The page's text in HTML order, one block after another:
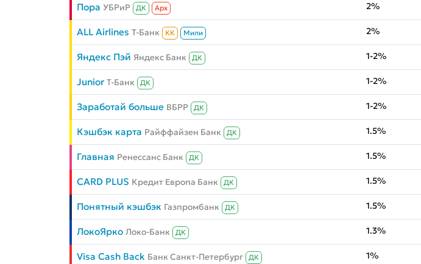
Пора УБРиР ДК Aрх 2%
ALL Airlines Т-Банк КК Мили 2%
Яндекс Пэй Яндекс Банк ДК 1-2%
Junior Т-Банк ДК 1-2%
Заработай больше ВБРР ДК 1-2%
Кэшбэк карта Райффайзен Банк ДК 1.5%
Главная Ренессанс Банк ДК 1.5%
CARD PLUS Кредит Европа Банк ДК 1.5%
Понятный кэшбэк Газпромбанк ДК 1.5%
ЛокоЯрко Локо-Банк ДК 1.3%
Visa Cash Back Банк Санкт-Петербург ДК 1%